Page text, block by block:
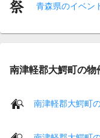
青森県のイベン
南津軽郡大鰐町の物
南津軽郡大鰐町